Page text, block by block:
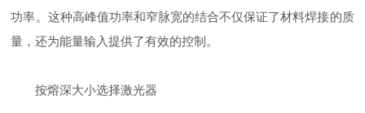
功率。这种高峰值功率和窄脉宽的结合不仅保证了材料焊接的质
量，还为能量输入提供了有效的控制。
按熔深大小选择激光器